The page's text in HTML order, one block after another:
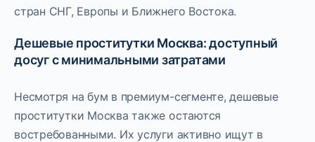
стран СНГ, Европы и Ближнего Востока.
Дешевые проститутки Москва: доступный
досуг с минимальными затратами
Несмотря на бум в премиум-сегменте, дешевые
проститутки Москва также остаются
востребованными. Их услуги активно ищут в